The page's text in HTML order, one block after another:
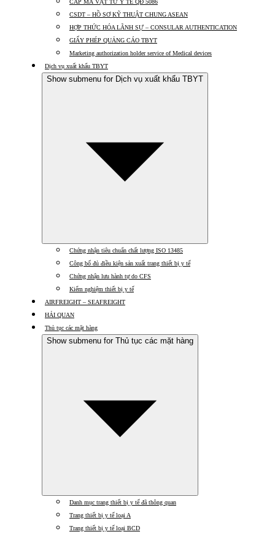
CẤP MÃ VẬT TƯ Y TẾ QĐ 5086
CSDT – HỒ SƠ KỸ THUẬT CHUNG ASEAN
HỢP THỨC HÓA LÃNH SỰ – CONSULAR AUTHENTICATION
GIẤY PHÉP QUẢNG CÁO TBYT
Marketing authorization holder service of Medical devices
Dịch vụ xuất khẩu TBYT
Show submenu for Dịch vụ xuất khẩu TBYT
Chứng nhận tiêu chuẩn chất lượng ISO 13485
Công bố đủ điều kiện sản xuất trang thiết bị y tế
Chứng nhận lưu hành tự do CFS
Kiểm nghiệm thiết bị y tế
AIRFREIGHT – SEAFREIGHT
HẢI QUAN
Thủ tục các mặt hàng
Show submenu for Thủ tục các mặt hàng
Danh mục trang thiết bị y tế đã thông quan
Trang thiết bị y tế loại A
Trang thiết bị y tế loại BCD